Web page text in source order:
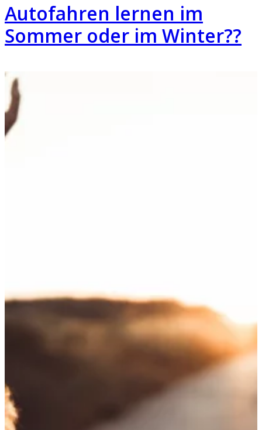
Autofahren lernen im
Sommer oder im Winter??